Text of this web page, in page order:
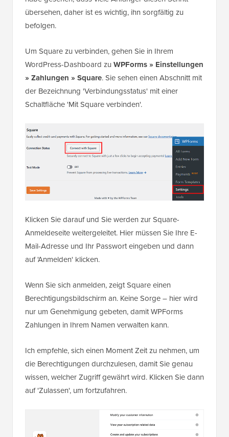
übersehen, daher ist es wichtig, ihn sorgfältig zu
befolgen.
Um Square zu verbinden, gehen Sie in Ihrem
WordPress-Dashboard zu WPForms » Einstellungen
»Zahlungen »Square. Sie sehen einen Abschnitt mit
der Bezeichnung 'Verbindungsstatus' mit einer
Schaltfläche 'Mit Square verbinden'.
Klicken Sie darauf und Sie werden zur Square-
Anmeldeseite weitergeleitet. Hier müssen Sie Ihre E-
Mail-Adresse und Ihr Passwort eingeben und dann
auf 'Anmelden' klicken.
Wenn Sie sich anmelden, zeigt Square einen
Berechtigungsbildschirm an. Keine Sorge – hier wird
nur um Genehmigung gebeten, damit WPForms
Zahlungen in Ihrem Namen verwalten kann.
Ich empfehle, sich einen Moment Zeit zu nehmen, um
die Berechtigungen durchzulesen, damit Sie genau
wissen, welcher Zugriff gewährt wird. Klicken Sie dann
auf 'Zulassen', um fortzufahren.